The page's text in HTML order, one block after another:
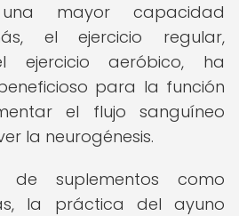
mayor capacidad
el ejercicio regular,
ejercicio aeróbico, ha
para la función
el flujo sanguíneo
la neurogénesis.
de suplementos como
la práctica del ayuno